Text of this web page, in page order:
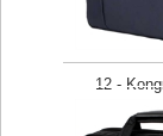
12 -
Fiyat